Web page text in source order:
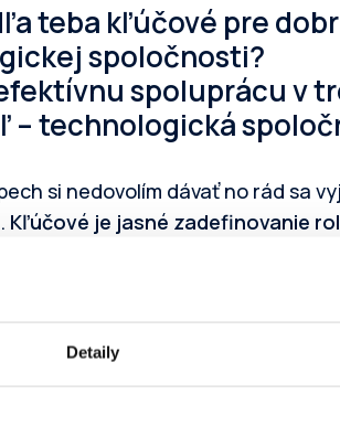
Detaily
teba kľúčové pre
spoločnosti?
spoluprácu v
– technologická
si nedovolím dávať no rád sa
Kľúčové je jasné zadefinovanie
sa stali členom IAB a